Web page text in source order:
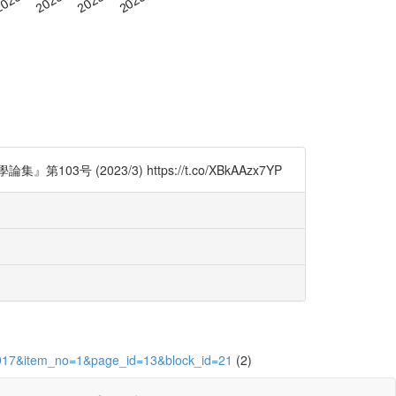
集』第103号 (2023/3) https://t.co/XBkAAzx7YP
(2)